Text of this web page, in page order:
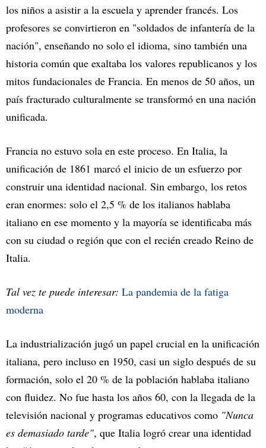
los niños a asistir a la escuela y aprender francés. Los
profesores se convirtieron en "soldados de infantería de la
nación", enseñando no solo el idioma, sino también una
historia común que exaltaba los valores republicanos y los
mitos fundacionales de Francia. En menos de 50 años, un
país fracturado culturalmente se transformó en una nación
unificada.
Francia no estuvo sola en este proceso. En Italia, la
unificación de 1861 marcó el inicio de un esfuerzo por
construir una identidad nacional. Sin embargo, los retos
eran enormes: solo el 2,5 % de los italianos hablaba
italiano en ese momento y la mayoría se identificaba más
con su ciudad o región que con el recién creado Reino de
Italia.
Tal vez te puede interesar: La pandemia de la fatiga
moderna
La industrialización jugó un papel crucial en la unificación
italiana, pero incluso en 1950, casi un siglo después de su
formación, solo el 20 % de la población hablaba italiano
con fluidez. No fue hasta los años 60, con la llegada de la
televisión nacional y programas educativos como "Nunca
es demasiado tarde", que Italia logró crear una identidad